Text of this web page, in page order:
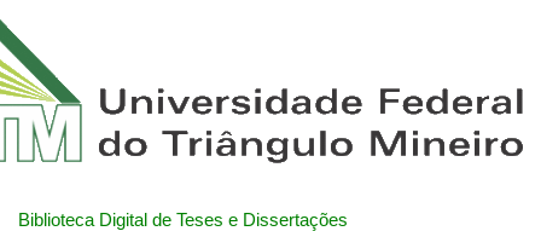
Biblioteca Digital de Teses e Dissertações